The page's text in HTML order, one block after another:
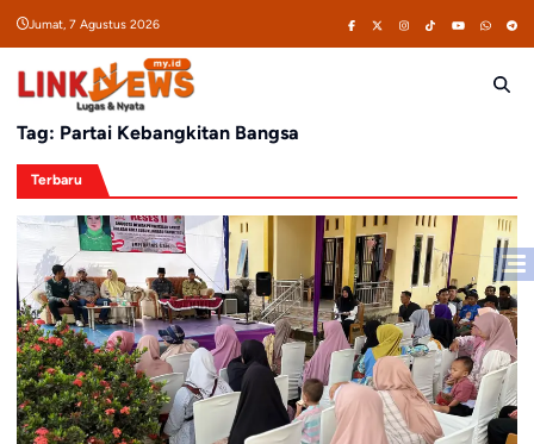
Jumat, 7 Agustus 2026
Tag: Partai Kebangkitan Bangsa
Terbaru